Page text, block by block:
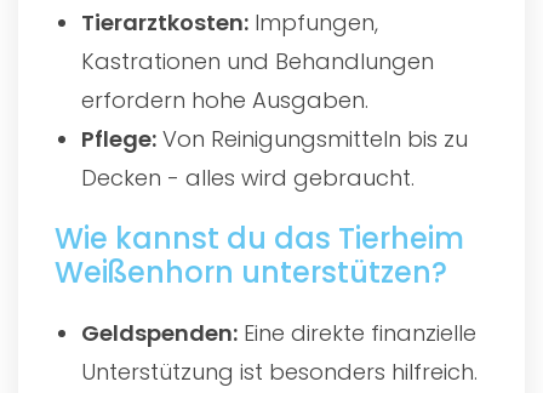
Tierarztkosten: Impfungen,
Kastrationen und Behandlungen
erfordern hohe Ausgaben.
Pflege: Von Reinigungsmitteln bis zu
Decken - alles wird gebraucht.
Wie kannst du das Tierheim
Weißenhorn unterstützen?
Geldspenden: Eine direkte finanzielle
Unterstützung ist besonders hilfreich.